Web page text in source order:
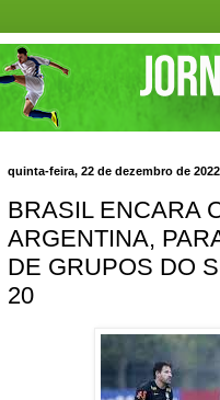
quinta-feira, 22 de dezembro de 2022
BRASIL ENCARA
ARGENTINA,
DE GRUPOS DO
20